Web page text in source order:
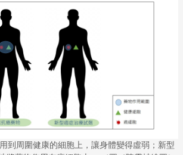
到周圍健康的細胞上，讓身體變得虛弱；新型